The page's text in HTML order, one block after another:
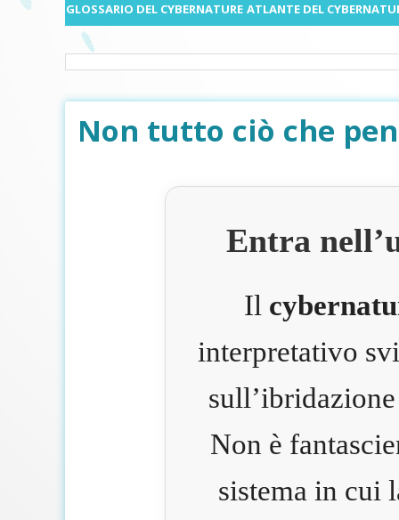
GLOSSARIO DEL CYBERNATURE ATLANTE DEL
Non tutto ciò che
Entra
Il
interpretativo
Non è
sistema in cui